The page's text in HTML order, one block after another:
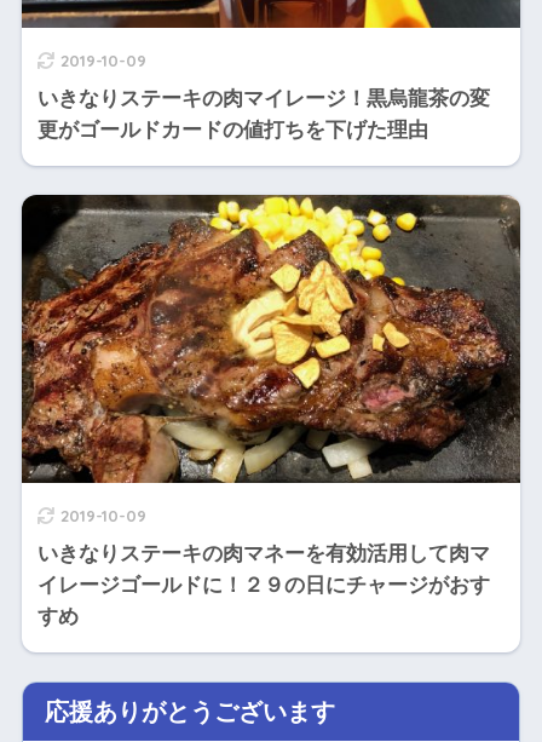
2019-10-09
いきなりステーキの肉マイレージ！黒烏龍茶の変
更がゴールドカードの値打ちを下げた理由
2019-10-09
いきなりステーキの肉マネーを有効活用して肉マ
イレージゴールドに！２９の日にチャージがおす
すめ
応援ありがとうございます